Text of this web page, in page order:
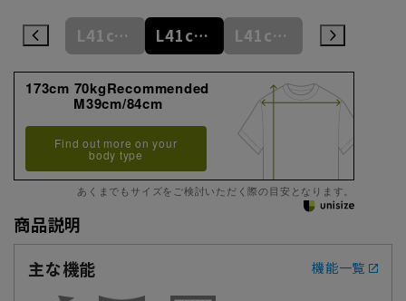
L41cm/78cm L41cm/80cm L41cm/82cm L41cm/84cm
173cm 70kgRecommended
M39cm/84cm
Find out more on your
body type
あくまでもサイズをご検討いただく際の目安となります。
商品説明
主な機能
機能一覧